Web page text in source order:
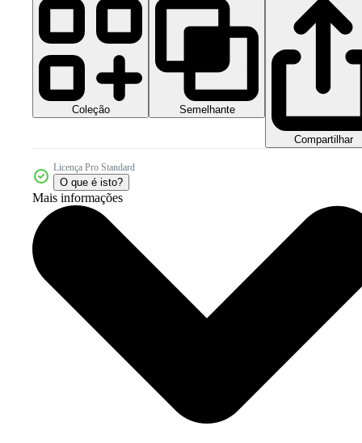
Coleção Semelhante
Compartilhar
Licença Pro Standard
O que é isto?
Mais informações